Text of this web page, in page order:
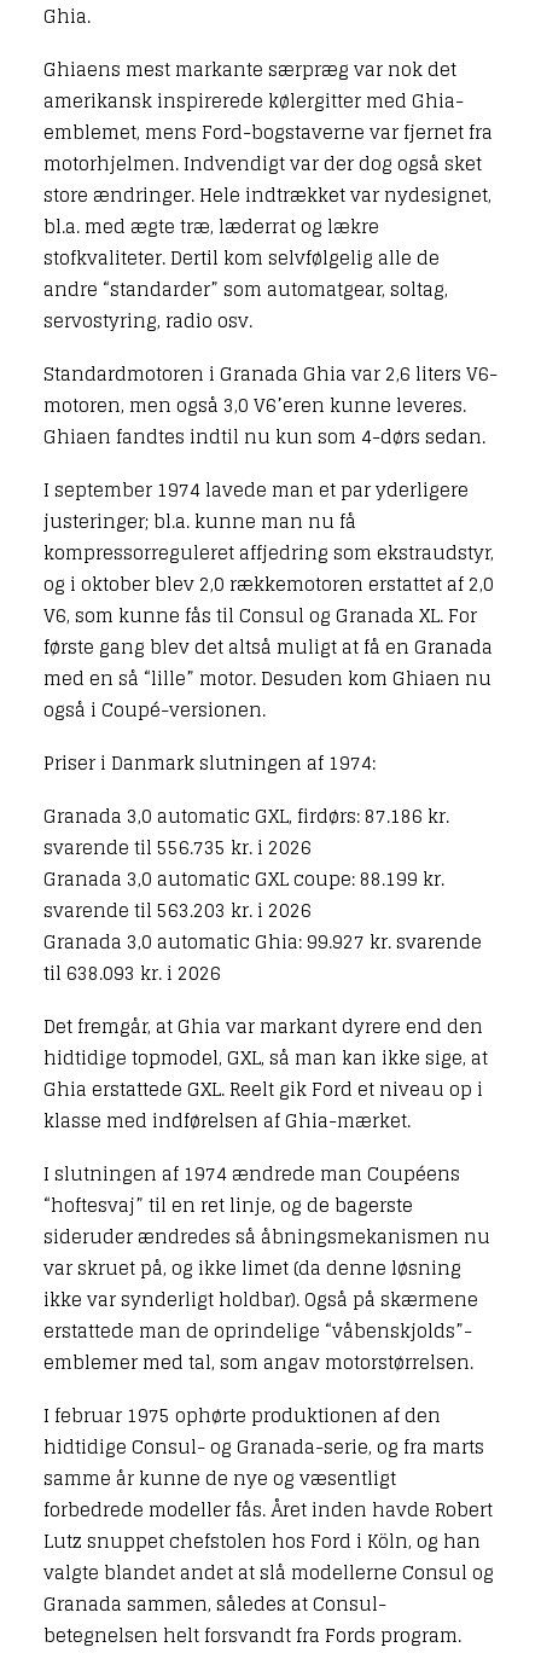
Ghia.
Ghiaens mest markante særpræg var nok det
amerikansk inspirerede kølergitter med Ghia-
emblemet, mens Ford-bogstaverne var fjernet fra
motorhjelmen. Indvendigt var der dog også sket
store ændringer. Hele indtrækket var nydesignet,
bl.a. med ægte træ, læderrat og lækre
stofkvaliteter. Dertil kom selvfølgelig alle de
andre “standarder” som automatgear, soltag,
servostyring, radio osv.
Standardmotoren i Granada Ghia var 2,6 liters V6-
motoren, men også 3,0 V6’eren kunne leveres.
Ghiaen fandtes indtil nu kun som 4-dørs sedan.
I september 1974 lavede man et par yderligere
justeringer; bl.a. kunne man nu få
kompressorreguleret affjedring som ekstraudstyr,
og i oktober blev 2,0 rækkemotoren erstattet af 2,0
V6, som kunne fås til Consul og Granada XL. For
første gang blev det altså muligt at få en Granada
med en så “lille” motor. Desuden kom Ghiaen nu
også i Coupé-versionen.
Priser i Danmark slutningen af 1974:
Granada 3,0 automatic GXL, firdørs: 87.186 kr.
svarende til556.735 kr. i 2026
Granada 3,0 automatic GXL coupe: 88.199 kr.
svarende til563.203 kr. i 2026
Granada 3,0 automatic Ghia: 99.927 kr. svarende
til638.093 kr. i 2026
Det fremgår, at Ghia var markant dyrere end den
hidtidige topmodel, GXL, så man kan ikke sige, at
Ghia erstattede GXL. Reelt gik Ford et niveau op i
klasse med indførelsen af Ghia-mærket.
I slutningen af 1974 ændrede man Coupéens
“hoftesvaj” til en ret linje, og de bagerste
sideruder ændredes så åbningsmekanismen nu
var skruet på, og ikke limet (da denne løsning
ikke var synderligt holdbar). Også på skærmene
erstattede man de oprindelige “våbenskjolds”-
emblemer med tal, som angav motorstørrelsen.
I februar 1975 ophørte produktionen af den
hidtidige Consul- og Granada-serie, og fra marts
samme år kunne de nye og væsentligt
forbedrede modeller fås. Året inden havde Robert
Lutz snuppet chefstolen hos Ford i Köln, og han
valgte blandet andet at slå modellerne Consul og
Granada sammen, således at Consul-
betegnelsen helt forsvandt fra Fords program.